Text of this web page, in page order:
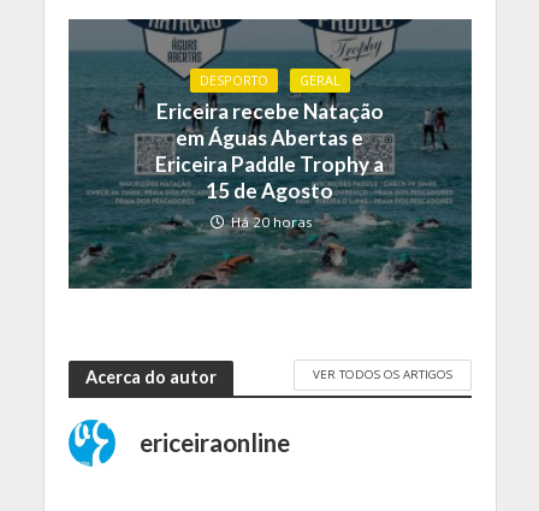
DESPORTO GERAL
Ericeira recebe Natação
em Águas Abertas e
Ericeira Paddle Trophy a
15 de Agosto
Há 20 horas
Acerca do autor VER TODOS OS ARTIGOS
ericeiraonline